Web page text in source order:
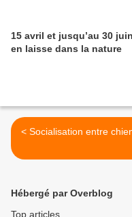
15 avril et jusqu’au 30
en laisse dans la nature
< Socialisation entre
Hébergé par Overblog
Top articles